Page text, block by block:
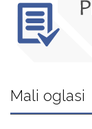
Mali oglasi